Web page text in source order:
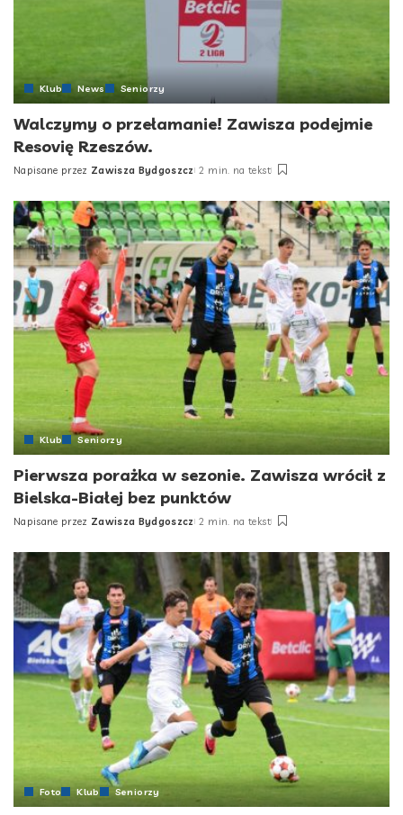
Klub News Seniorzy
Walczymy o przełamanie! Zawisza podejmie
Resovię Rzeszów.
Posted
Napisane przez Zawisza Bydgoszcz 2 min. na tekst
Klub Seniorzy
Pierwsza porażka w sezonie. Zawisza wrócił z
Bielska-Białej bez punktów
Posted
Napisane przez Zawisza Bydgoszcz 2 min. na tekst
Foto Klub Seniorzy